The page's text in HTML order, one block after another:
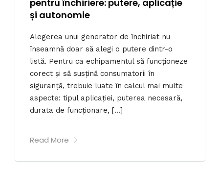
pentru închiriere: putere, aplicație
și autonomie
Alegerea unui generator de închiriat nu
înseamnă doar să alegi o putere dintr-o
listă. Pentru ca echipamentul să funcționeze
corect și să susțină consumatorii în
siguranță, trebuie luate în calcul mai multe
aspecte: tipul aplicației, puterea necesară,
durata de funcționare, […]
Read More